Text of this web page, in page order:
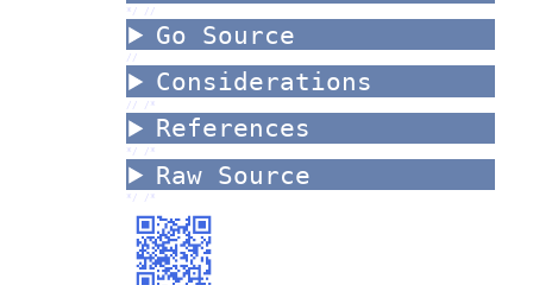
*/ //
Go Source
//
Considerations
// /*
References
*/ /*
Raw Source
*/ /*